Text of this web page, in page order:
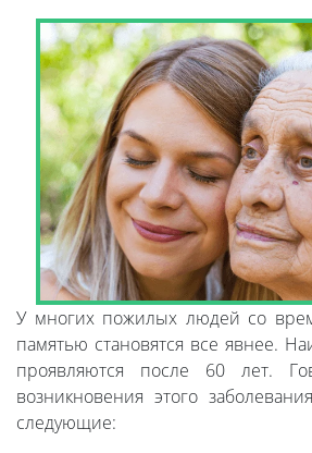
У многих пожилых людей со
памятью становятся все явнее.
проявляются после 60 лет.
возникновения этого
следующие: